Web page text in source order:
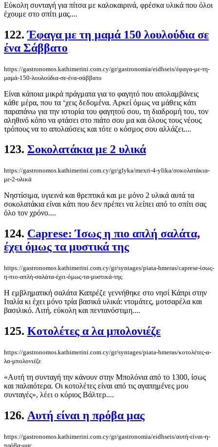
Εύκολη συνταγή για πίτσα με καλοκαιρινά, φρέσκα υλικά που όλοι
έχουμε στο σπίτι μας....
122.Έφαγα με τη μαμά 150 λουλούδια σε
ένα Σάββατο
https://gastronomos.kathimerini.com.cy/gr/gastronomia/eidhseis/έφαγα-με-τη-
μαμά-150-λουλούδια-σε-ένα-σάββατο
Είναι κάποια μικρά πράγματα για το φαγητό που απολαμβάνεις
κάθε μέρα, που τα ‘χεις δεδομένα. Αρκεί όμως να μάθεις κάτι
παραπάνω για την ιστορία του φαγητού σου, τη διαδρομή του, τον
αληθινό κόπο να φτάσει στο πιάτο σου μα και όλους τους νέους
τρόπους να το απολαύσεις και τότε ο κόσμος σου αλλάζει....
123. Σοκολατάκια με 2 υλικά
https://gastronomos.kathimerini.com.cy/gr/glyka/mexri-4-ylika/σοκολατάκια-
με-2-υλικά
Νηστίσιμα, υγιεινά και θρεπτικά και με μόνο 2 υλικά αυτά τα
σοκολατάκια είναι κάτι που δεν πρέπει να λείπει από το σπίτι σας
όλο τον χρόνο....
124. Caprese: Ίσως η πιο απλή σαλάτα,
έχει όμως τα μυστικά της
https://gastronomos.kathimerini.com.cy/gr/syntages/piata-hmeras/caprese-ίσως-
η-πιο-απλή-σαλάτα-έχει-όμως-τα-μυστικά-της
Η εμβληματική σαλάτα Καπρέζε γεννήθηκε στο νησί Κάπρι στην
Ιταλία κι έχει μόνο τρία βασικά υλικά: ντομάτες, μοτσαρέλα και
βασιλικό. Λιτή, εύκολη και πεντανόστιμη....
125. Κοτολέτες α λα μπολονιέζε
https://gastronomos.kathimerini.com.cy/gr/syntages/piata-hmeras/κοτολέτες-α-
λα-μπολονιέζε
«Αυτή τη συνταγή την κάνουν στην Μπολόνια από το 1300, ίσως
και παλαιότερα. Οι κοτολέτες είναι από τις αγαπημένες μου
συνταγές», λέει ο κύριος Βάλτερ....
126. Αυτή είναι η πρόβα μας
https://gastronomos.kathimerini.com.cy/gr/gastronomia/eidhseis/αυτή-είναι-η-
πρόβα-μας